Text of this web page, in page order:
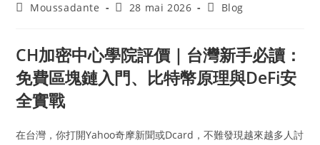
Moussadante 28 mai 2026 Blog
CH加密中心學院評價｜台灣新手必讀：
免費區塊鏈入門、比特幣原理與DeFi安
全實戰
在台灣，你打開Yahoo奇摩新聞或Dcard，不難發現越來越多人討